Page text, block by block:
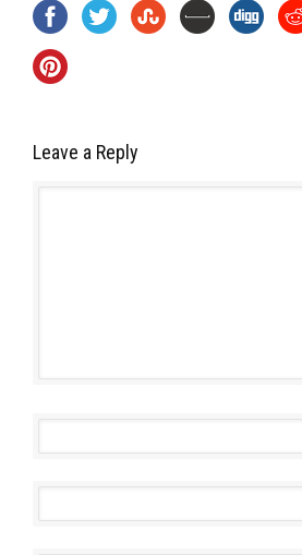
Leave a Reply